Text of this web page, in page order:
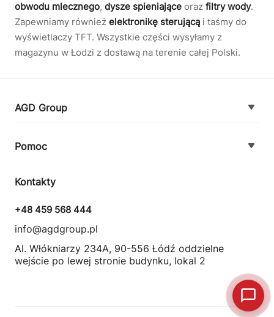
obwodu mlecznego, dysze spieniające oraz filtry wody.
Zapewniamy również elektronikę sterującą i taśmy do
wyświetlaczy TFT. Wszystkie części wysyłamy z
magazynu w Łodzi z dostawą na terenie całej Polski.
AGD Group
Kontakt
Pomoc
Zamówienie i płatność
Zasady dostawy urządzeń
Regulamin usług serwisowych
Wymiana i zwrot towaru
Kontakty
+48 459 568 444
info@agdgroup.pl
Al. Włókniarzy 234A, 90-556 Łódź oddzielne
wejście po lewej stronie budynku, lokal 2